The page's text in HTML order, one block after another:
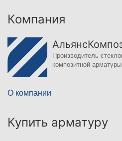
Компания
Производитель
композитной арматуры
О компании
Купить арматуру